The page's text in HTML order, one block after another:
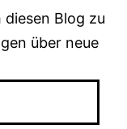
diesen Blog zu
über neue